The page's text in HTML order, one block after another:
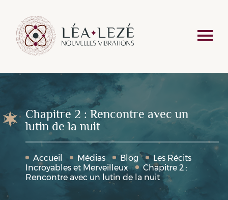
Chapitre 2 : Rencontre avec un
lutin de la nuit
Accueil Médias Blog
Les Récits
Incroyables et Merveilleux
Chapitre 2 :
Rencontre avec un lutin de la nuit